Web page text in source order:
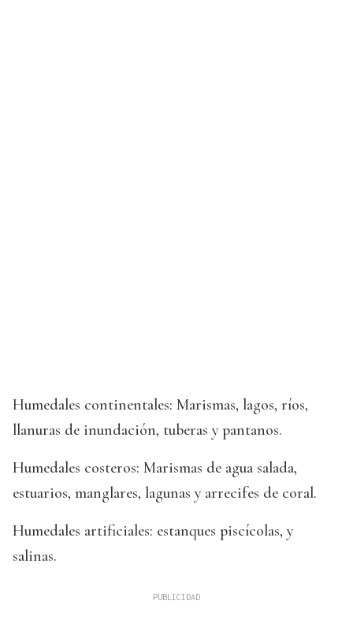
Humedales continentales: Marismas, lagos, ríos,
llanuras de inundación, tuberas y pantanos.
Humedales costeros: Marismas de agua salada,
estuarios, manglares, lagunas y arrecifes de coral.
Humedales artificiales: estanques piscícolas, y
salinas.